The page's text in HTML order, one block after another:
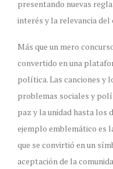
presentando nuevas
interés y la relevancia del
Más que un mero
convertido en una
política. Las canciones y
problemas sociales y
paz y la unidad hasta los
ejemplo emblemático es
que se convirtió en un
aceptación de la